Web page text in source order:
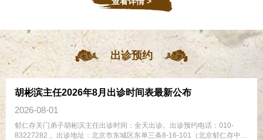
出诊预约
胡彬滨主任2026年8月出诊时间表最新公布
2026-08-01
郁仁存关门弟子胡彬滨主任出诊时间：全天出诊。出诊预约电话：010-
83227282 。出诊地址：北京市东城区东单三条8-16-101（北京郁仁存中医